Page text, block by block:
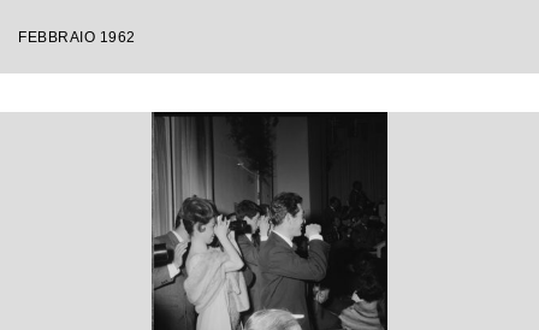
FEBBRAIO 1962